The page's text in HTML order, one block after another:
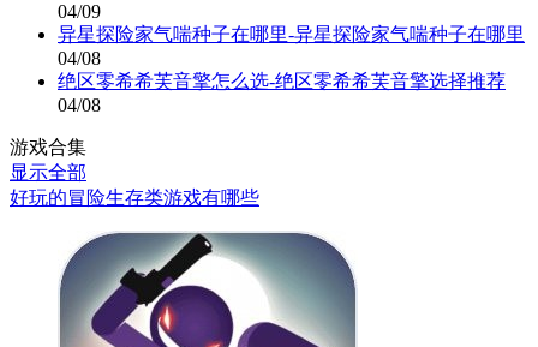
04/09
异星探险家气喘种子在哪里-异星探险家气喘种子在哪里
04/08
绝区零希希芙音擎怎么选-绝区零希希芙音擎选择推荐
04/08
游戏合集
显示全部
好玩的冒险生存类游戏有哪些